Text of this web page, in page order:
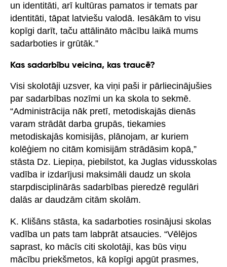
un identitāti, arī kultūras pamatos ir temats par
identitāti, tāpat latviešu valodā. Iesākām to visu
kopīgi darīt, taču attālināto mācību laikā mums
sadarboties ir grūtāk.”
Kas sadarbību veicina, kas traucē?
Visi skolotāji uzsver, ka viņi paši ir pārliecinājušies
par sadarbības nozīmi un ka skola to sekmē.
“Administrācija nāk pretī, metodiskajās dienās
varam strādāt darba grupās, tiekamies
metodiskajās komisijās, plānojam, ar kuriem
kolēģiem no citām komisijām strādāsim kopā,”
stāsta Dz. Liepiņa, piebilstot, ka Juglas vidusskolas
vadība ir izdarījusi maksimāli daudz un skola
starpdisciplinārās sadarbības pieredzē regulāri
dalās ar daudzām citām skolām.
K. Klišāns stāsta, ka sadarboties rosinājusi skolas
vadība un pats tam labprāt atsaucies. “Vēlējos
saprast, ko mācīs citi skolotāji, kas būs viņu
mācību priekšmetos, kā kopīgi apgūt prasmes,